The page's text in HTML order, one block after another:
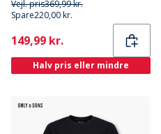
Vejl. pris369,99 kr.
Spare220,00 kr.
Current
149,99 kr.
Halv pris eller mindre